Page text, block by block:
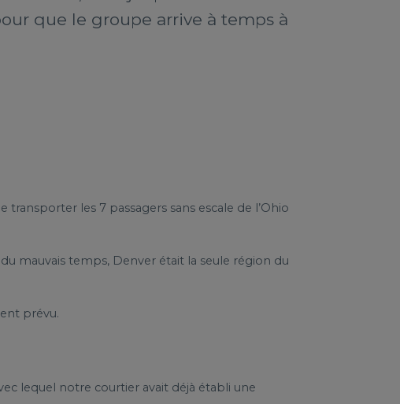
que le groupe arrive à temps à
les 7 passagers sans escale de l’Ohio
mauvais temps, Denver était la seule région du
prévu.
lequel notre courtier avait déjà établi une